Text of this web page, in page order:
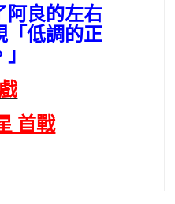
阿良的左右
「低調的正
首戰